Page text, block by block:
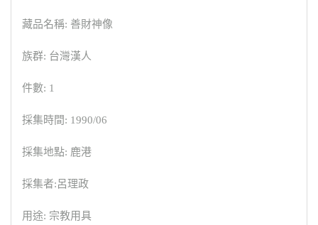
藏品名稱: 善財神像
族群: 台灣漢人
件數: 1
採集時間: 1990/06
採集地點: 鹿港
採集者:呂理政
用途: 宗教用具